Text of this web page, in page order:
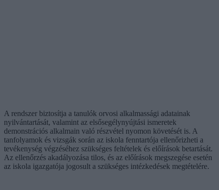
A rendszer biztosítja a tanulók orvosi alkalmassági adatainak
nyilvántartását, valamint az elsősegélynyújtási ismeretek
demonstrációs alkalmain való részvétel nyomon követését is. A
tanfolyamok és vizsgák során az iskola fenntartója ellenőrizheti a
tevékenység végzéséhez szükséges feltételek és előírások betartását.
Az ellenőrzés akadályozása tilos, és az előírások megszegése esetén
az iskola igazgatója jogosult a szükséges intézkedések megtételére.